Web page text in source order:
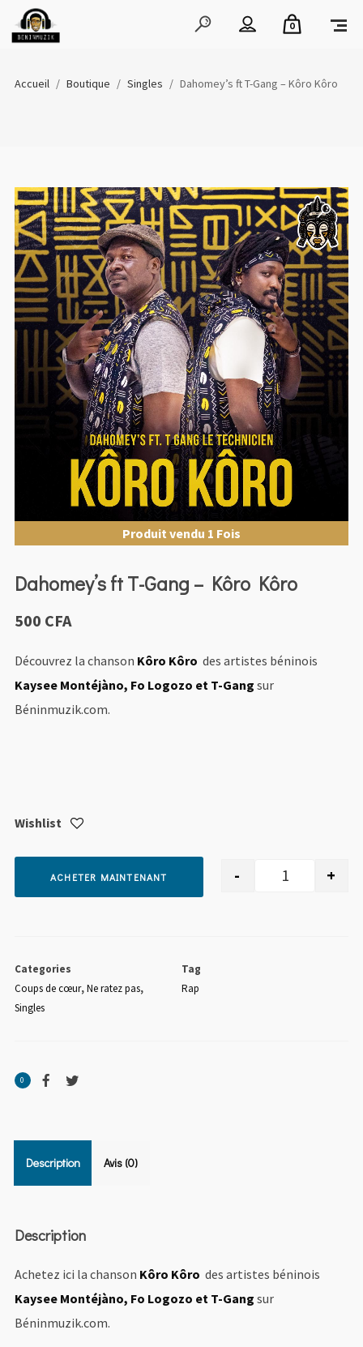
0
Accueil / Boutique / Singles / Dahomey’s ft T-Gang – Kôro Kôro
Produit vendu 1 Fois
Dahomey’s ft T-Gang – Kôro Kôro
500 CFA
Découvrez la chanson Kôro Kôro des artistes béninois
Kaysee Montéjàno, Fo Logozo et T-Gang sur
Béninmuzik.com.
Wishlist
- +
ACHETER MAINTENANT
Categories
Coups de cœur,Ne ratez pas,
Singles
Tag
Rap
0
Description Avis (0)
Description
Achetez ici la chanson Kôro Kôro des artistes béninois
Kaysee Montéjàno, Fo Logozo et T-Gang sur
Béninmuzik.com.